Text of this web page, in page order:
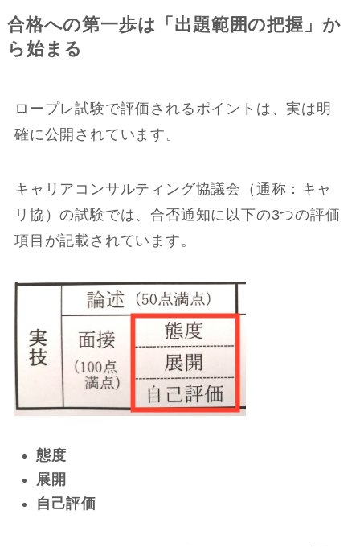
合格への第一歩は「出題範囲の把握」か
ら始まる
ロープレ試験で評価されるポイントは、実は明
確に公開されています。
キャリアコンサルティング協議会（通称：キャ
リ協）の試験では、合否通知に以下の3つの評価
項目が記載されています。
態度
展開
自己評価